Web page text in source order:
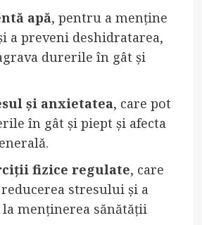
apă, pentru a menține
a preveni deshidratarea,
durerile în gât și
și anxietatea, care pot
în gât și piept și afecta
fizice regulate, care
stresului și a
menținerea sănătății